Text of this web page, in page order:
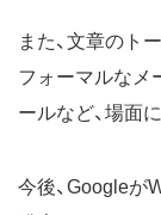
また、文章のト
フォーマルなメ
ールなど、場面
今後、Googleが